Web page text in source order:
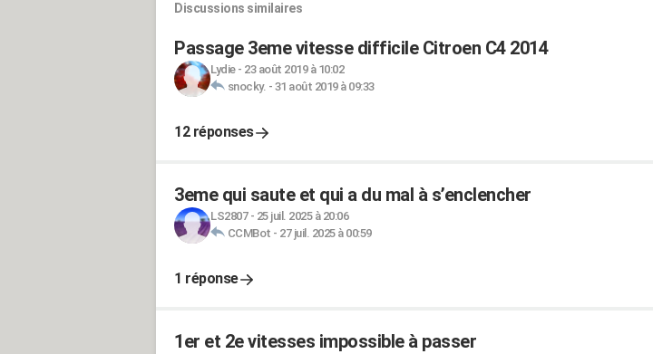
Discussions similaires
Passage 3eme vitesse difficile Citroen C4 2014
Lydie- 23 août 2019 à 10:02
snocky. - 31 août 2019 à 09:33
12 réponses
3eme qui saute et qui a du mal à s’enclencher
LS2807- 25 juil. 2025 à 20:06
CCMBot - 27 juil. 2025 à 00:59
1 réponse
1er et 2e vitesses impossible à passer